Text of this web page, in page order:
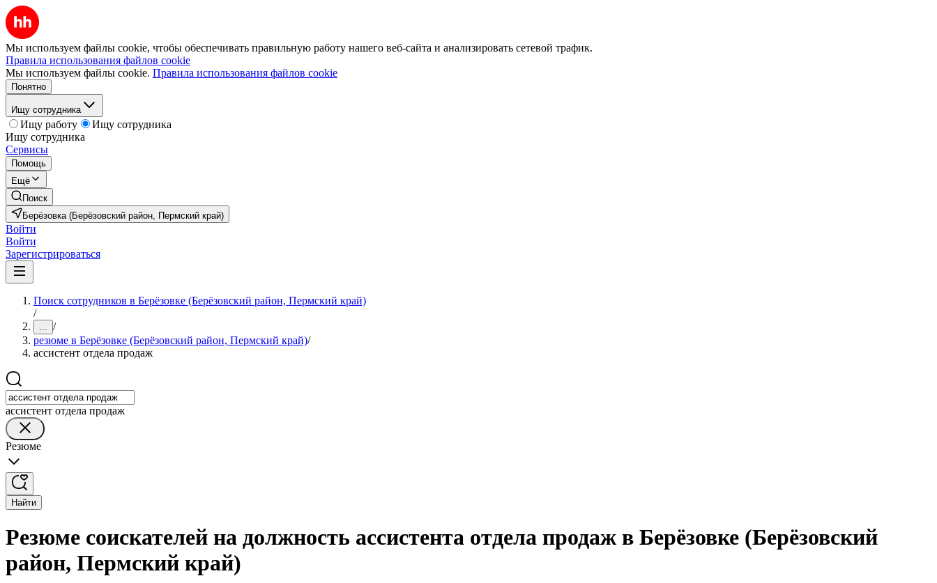
Мы используем файлы cookie, чтобы обеспечивать правильную работу нашего веб-сайта и анализировать сетевой трафик.
Правила использования файлов cookie
Мы используем файлы cookie. Правила использования файлов cookie
Понятно
Ищу сотрудника
Ищу работу
Ищу сотрудника
Ищу сотрудника
Сервисы
Помощь
Ещё
Поиск
Берёзовка (Берёзовский район, Пермский край)
Войти
Войти
Зарегистрироваться
Поиск сотрудников в Берёзовке (Берёзовский район, Пермский край)
/
... /
резюме в Берёзовке (Берёзовский район, Пермский край)/
ассистент отдела продаж
ассистент отдела продаж
Резюме
Найти
Резюме соискателей на должность ассистента отдела продаж в Берёзовке (Берёзовский
район, Пермский край)